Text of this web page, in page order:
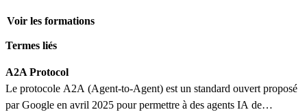
Voir les formations
Termes liés
A2A Protocol
Le protocole A2A (Agent-to-Agent) est un standard ouvert proposé
par Google en avril 2025 pour permettre à des agents IA de